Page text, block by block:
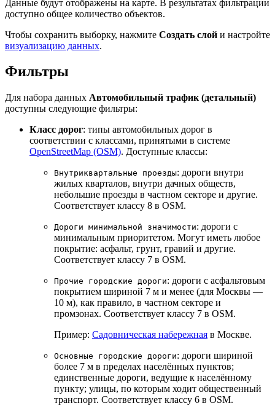
Данные будут отображены на карте. В результатах фильтрации
доступно общее количество объектов.
Чтобы сохранить выборку, нажмите Создать слой и настройте
визуализацию данных.
Фильтры
Для набора данных Автомобильный трафик (детальный)
доступны следующие фильтры:
Класс дорог: типы автомобильных дорог в
соответствии с классами, принятыми в системе
OpenStreetMap (OSM). Доступные классы:
Внутриквартальные проезды: дороги внутри
жилых кварталов, внутри дачных обществ,
небольшие проезды в частном секторе и другие.
Соответствует классу 8 в OSM.
Дороги минимальной значимости: дороги с
минимальным приоритетом. Могут иметь любое
покрытие: асфальт, грунт, гравий и другие.
Соответствует классу 7 в OSM.
Прочие городские дороги: дороги с асфальтовым
покрытием шириной 7 м и менее (для Москвы —
10 м), как правило, в частном секторе и
промзонах. Соответствует классу 7 в OSM.
Пример: Садовническая набережная в Москве.
Основные городские дороги: дороги шириной
более 7 м в пределах населённых пунктов;
единственные дороги, ведущие к населённому
пункту; улицы, по которым ходит общественный
транспорт. Соответствует классу 6 в OSM.